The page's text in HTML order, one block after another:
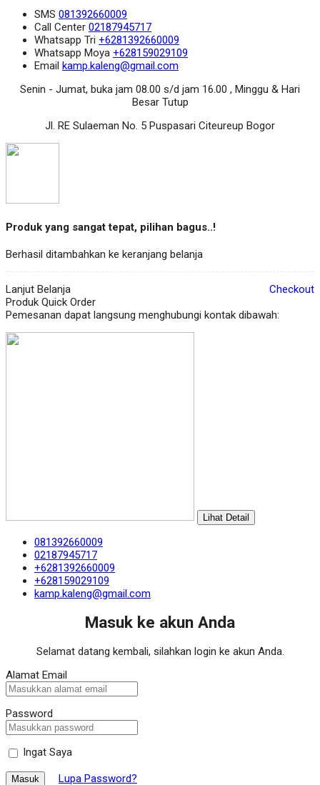
SMS 081392660009
Call Center 02187945717
Whatsapp Tri +6281392660009
Whatsapp Moya +628159029109
Email kamp.kaleng@gmail.com
Senin - Jumat, buka jam 08.00 s/d jam 16.00 , Minggu & Hari
Besar Tutup
Jl. RE Sulaeman No. 5 Puspasari Citeureup Bogor
Produk yang sangat tepat, pilihan bagus..!
Berhasil ditambahkan ke keranjang belanja
Lanjut Belanja
Checkout
Produk Quick Order
Pemesanan dapat langsung menghubungi kontak dibawah:
Lihat Detail
081392660009
02187945717
+6281392660009
+628159029109
kamp.kaleng@gmail.com
Masuk ke akun Anda
Selamat datang kembali, silahkan login ke akun Anda.
Alamat Email
Password
Ingat Saya
Masuk Lupa Password?